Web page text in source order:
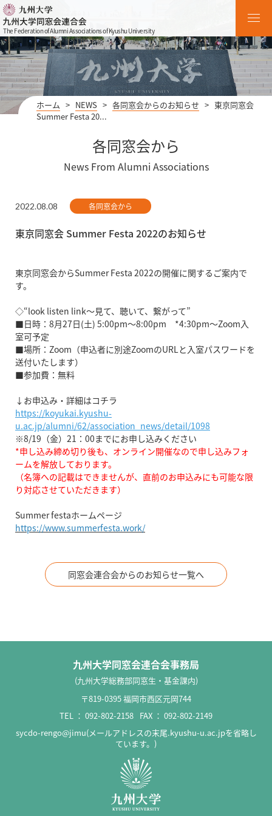
The Federation of Alumni Associations of Kyushu University
ホーム > NEWS > 各同窓会からのお知らせ > 東京同窓会
Summer Festa 20...
各同窓会から
News From Alumni Associations
2022.08.08 各同窓会から
東京同窓会 Summer Festa 2022のお知らせ
東京同窓会からSummer Festa 2022の開催に関するご案内で
す。
◇“look listen link～見て、聴いて、繋がって”
■日時：8月27日(土) 5:00pm〜8:00pm *4:30pm〜Zoom入
室可予定
■場所：Zoom（申込者に別途ZoomのURLと入室パスワードを
送付いたします）
■参加費：無料
↓お申込み・詳細はコチラ
https://koyukai.kyushu-
u.ac.jp/alumni/62/association_news/detail/1098
※8/19（金）21：00までにお申し込みください
*申し込み締め切り後も、オンライン開催なので申し込みフォ
ームを解放しております。
（名簿への記載はできませんが、直前のお申込みにも可能な限
り対応させていただきます）
Summer festaホームページ
https://www.summerfesta.work/
同窓会連合会からのお知らせ一覧へ
九州大学同窓会連合会事務局
(九州大学総務部同窓生・基金課内)
〒819-0395 福岡市西区元岡744
TEL ： 092-802-2158 FAX ： 092-802-2149
sycdo-rengo@jimu(メールアドレスの末尾.kyushu-u.ac.jpを省略し
ています。)